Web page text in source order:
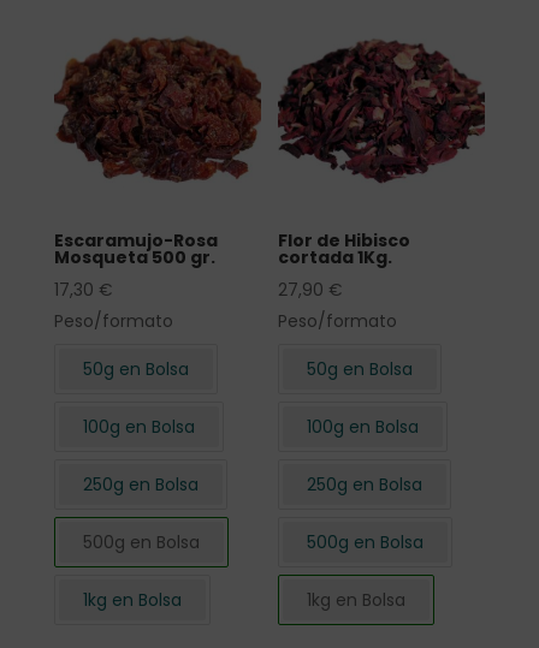
Escaramujo-Rosa
Mosqueta 500 gr.
17,30 €
Peso/formato
50g en Bolsa
100g en Bolsa
250g en Bolsa
500g en Bolsa
1kg en Bolsa
Flor de Hibisco
cortada 1Kg.
27,90 €
Peso/formato
50g en Bolsa
100g en Bolsa
250g en Bolsa
500g en Bolsa
1kg en Bolsa